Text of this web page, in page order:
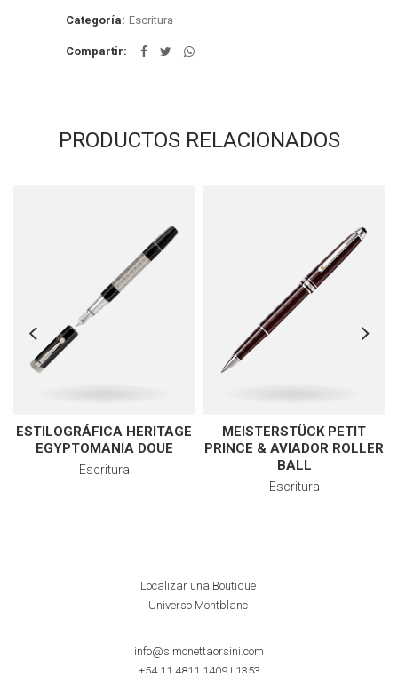
Categoría: Escritura
Compartir
PRODUCTOS RELACIONADOS
ESTILOGRÁFICA HERITAGE
EGYPTOMANIA DOUE
Escritura
MEISTERSTÜCK PETIT
PRINCE & AVIADOR ROLLER
BALL
Escritura
Localizar una Boutique
Universo Montblanc
info@simonettaorsini.com